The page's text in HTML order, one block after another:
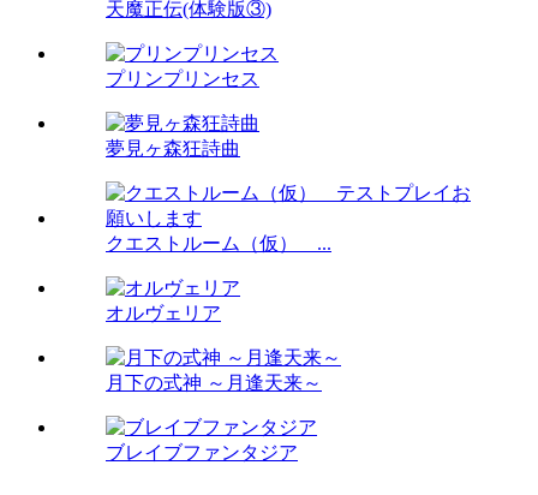
天魔正伝(体験版③)
プリンプリンセス
夢見ヶ森狂詩曲
クエストルーム（仮） ...
オルヴェリア
月下の式神 ～月逢天来～
ブレイブファンタジア